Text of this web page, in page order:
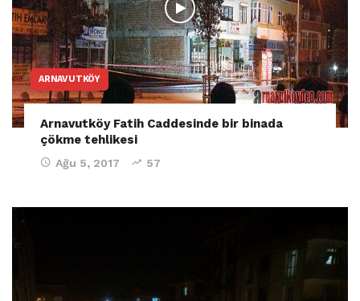
ARNAVUTKÖY
Arnavutköy Fatih Caddesinde bir binada
çökme tehlikesi
Ağu 5, 2017 57